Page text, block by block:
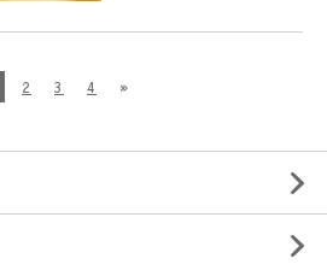
2 3 4 »